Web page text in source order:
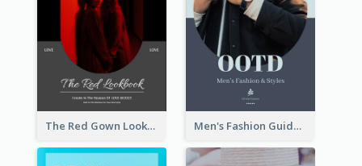
The Red Gown Lookbook Men's Fashion Guide Lookbook